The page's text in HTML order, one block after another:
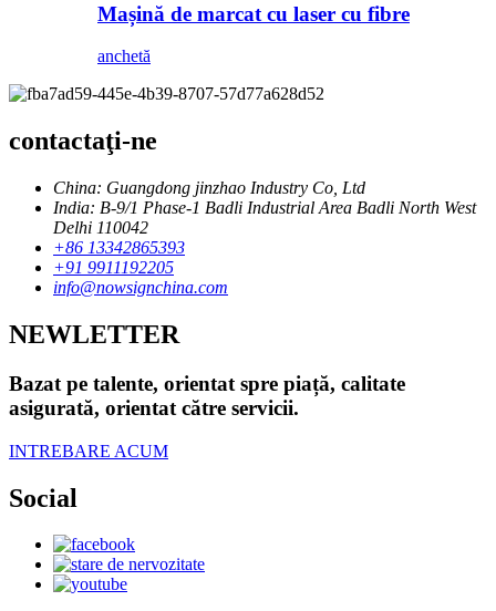
Mașină de marcat cu laser cu fibre
anchetă
contactaţi-ne
China: Guangdong jinzhao Industry Co, Ltd
India: B-9/1 Phase-1 Badli Industrial Area Badli North West
Delhi 110042
+86 13342865393
+91 9911192205
info@nowsignchina.com
NEWLETTER
Bazat pe talente, orientat spre piață, calitate
asigurată, orientat către servicii.
INTREBARE ACUM
Social